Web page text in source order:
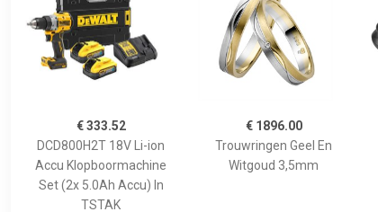
€ 333.52
DCD800H2T 18V Li-ion
Accu Klopboormachine
Set (2x 5.0Ah Accu) In
TSTAK
€ 1896.00
Trouwringen Geel En
Witgoud 3,5mm